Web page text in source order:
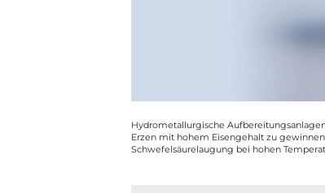
Hydrometallurgische
Erzen mit hohem Eisengehalt zu
Schwefelsäurelaugung bei hohen